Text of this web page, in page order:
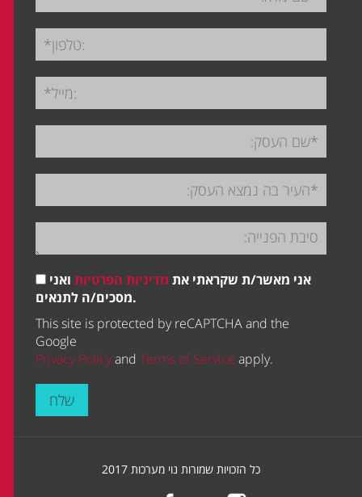
אני מאשר/ת שקראתי את מדיניות הפרטיות ואני
מסכים/ה לתנאים.
This site is protected by reCAPTCHA and the
Google
Privacy Policyand Terms of Service apply.
שלח
כל הזכויות שמורות נוי מערכות 2017